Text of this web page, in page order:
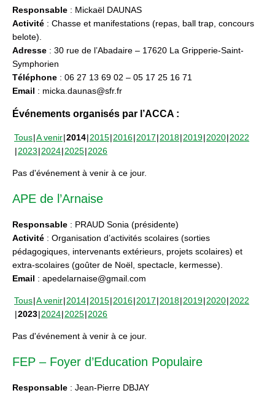
Responsable : Mickaël DAUNAS
Activité : Chasse et manifestations (repas, ball trap, concours
belote).
Adresse : 30 rue de l’Abadaire – 17620 La Gripperie-Saint-
Symphorien
Téléphone : 06 27 13 69 02 – 05 17 25 16 71
Email : micka.daunas@sfr.fr
Événements organisés par l’ACCA :
Tous A venir 2014 2015 2016 2017 2018 2019 2020 2022
2023 2024 2025 2026
Pas d'événement à venir à ce jour.
APE de l’Arnaise
Responsable : PRAUD Sonia (présidente)
Activité : Organisation d’activités scolaires (sorties
pédagogiques, intervenants extérieurs, projets scolaires) et
extra-scolaires (goûter de Noël, spectacle, kermesse).
Email : apedelarnaise@gmail.com
Tous A venir 2014 2015 2016 2017 2018 2019 2020 2022
2023 2024 2025 2026
Pas d'événement à venir à ce jour.
FEP – Foyer d’Education Populaire
Responsable : Jean-Pierre DBJAY